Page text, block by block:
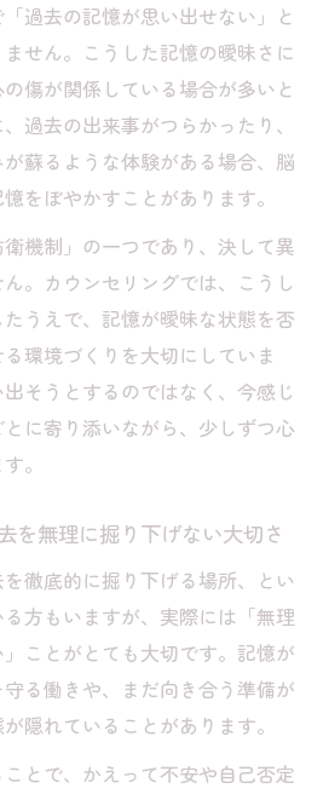
過去の記憶が思い出せない」と
せん。こうした記憶の曖昧さに
傷が関係している場合が多いと
過去の出来事がつらかったり、
蘇るような体験がある場合、脳
をぼやかすことがあります。
機制」の一つであり、決して異
。カウンセリングでは、こうし
うえで、記憶が曖昧な状態を否
環境づくりを大切にしていま
そうとするのではなく、今感じ
に寄り添いながら、少しずつ心
。
を無理に掘り下げない大切さ
徹底的に掘り下げる場所、とい
方もいますが、実際には「無理
ことがとても大切です。記憶が
る働きや、まだ向き合う準備が
隠れていることがあります。
とで、かえって不安や自己否定